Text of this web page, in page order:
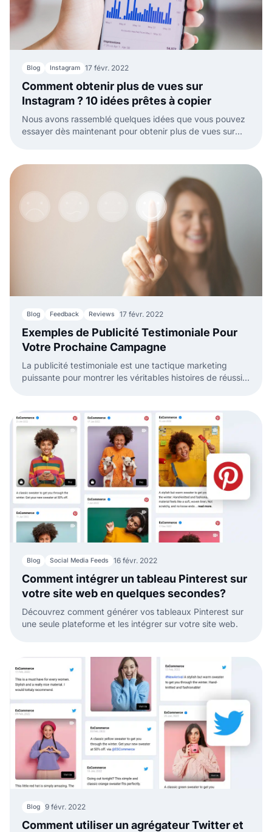
Blog Instagram 17 févr. 2022
Comment obtenir plus de vues sur
Instagram ? 10 idées prêtes à copier
Nous avons rassemblé quelques idées que vous pouvez
essayer dès maintenant pour obtenir plus de vues sur
Blog Feedback Reviews 17 févr. 2022
Exemples de Publicité Testimoniale Pour
Votre Prochaine Campagne
La publicité testimoniale est une tactique marketing
puissante pour montrer les véritables histoires de réussite
Blog Social Media Feeds 16 févr. 2022
Comment intégrer un tableau Pinterest sur
votre site web en quelques secondes?
Découvrez comment générer vos tableaux Pinterest sur
une seule plateforme et les intégrer sur votre site web.
Blog 9 févr. 2022
Comment utiliser un agrégateur Twitter et